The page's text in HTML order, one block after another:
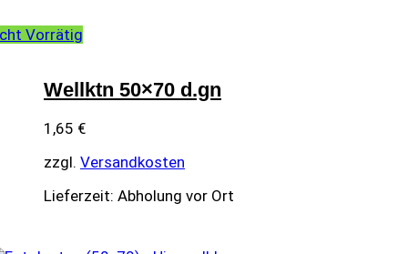
Vorrätig
Wellktn 50×70 d.gn
1,65 €
zzgl. Versandkosten
Lieferzeit: Abholung vor Ort